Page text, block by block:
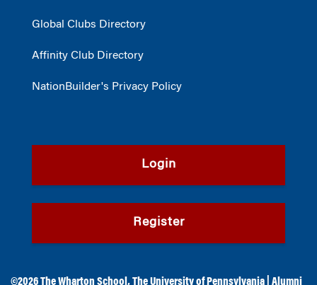
Global Clubs Directory
Affinity Club Directory
NationBuilder's Privacy Policy
Login
Register
©2026The Wharton School ,The University of Pennsylvania Alumni